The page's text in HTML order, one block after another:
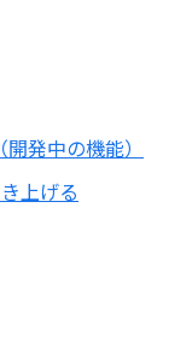
発中の機能）
上げる